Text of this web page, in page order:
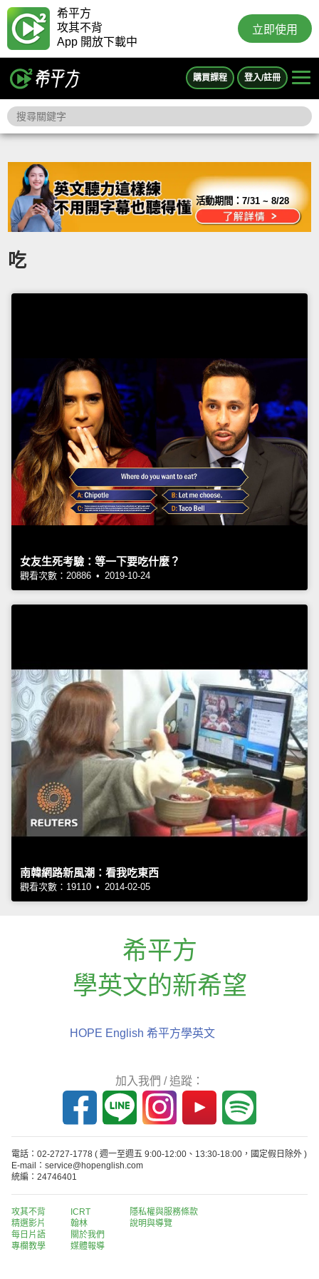
希平方
攻其不背
App 開放下載中
立即使用
購買課程 登入/註冊
活動期間：7/31 ~ 8/28
吃
女友生死考驗：等一下要吃什麼？
觀看次數：20886 • 2019-10-24
南韓網路新風潮：看我吃東西
觀看次數：19110 • 2014-02-05
希平方
學英文的新希望
HOPE English 希平方學英文
加入我們 / 追蹤：
電話：02-2727-1778 ( 週一至週五 9:00-12:00、13:30-18:00，國定假日除外 )
E-mail：service@hopenglish.com
統編：24746401
攻其不背
精選影片
每日片語
專欄教學
ICRT
翰林
關於我們
媒體報導
隱私權與服務條款
說明與導覽